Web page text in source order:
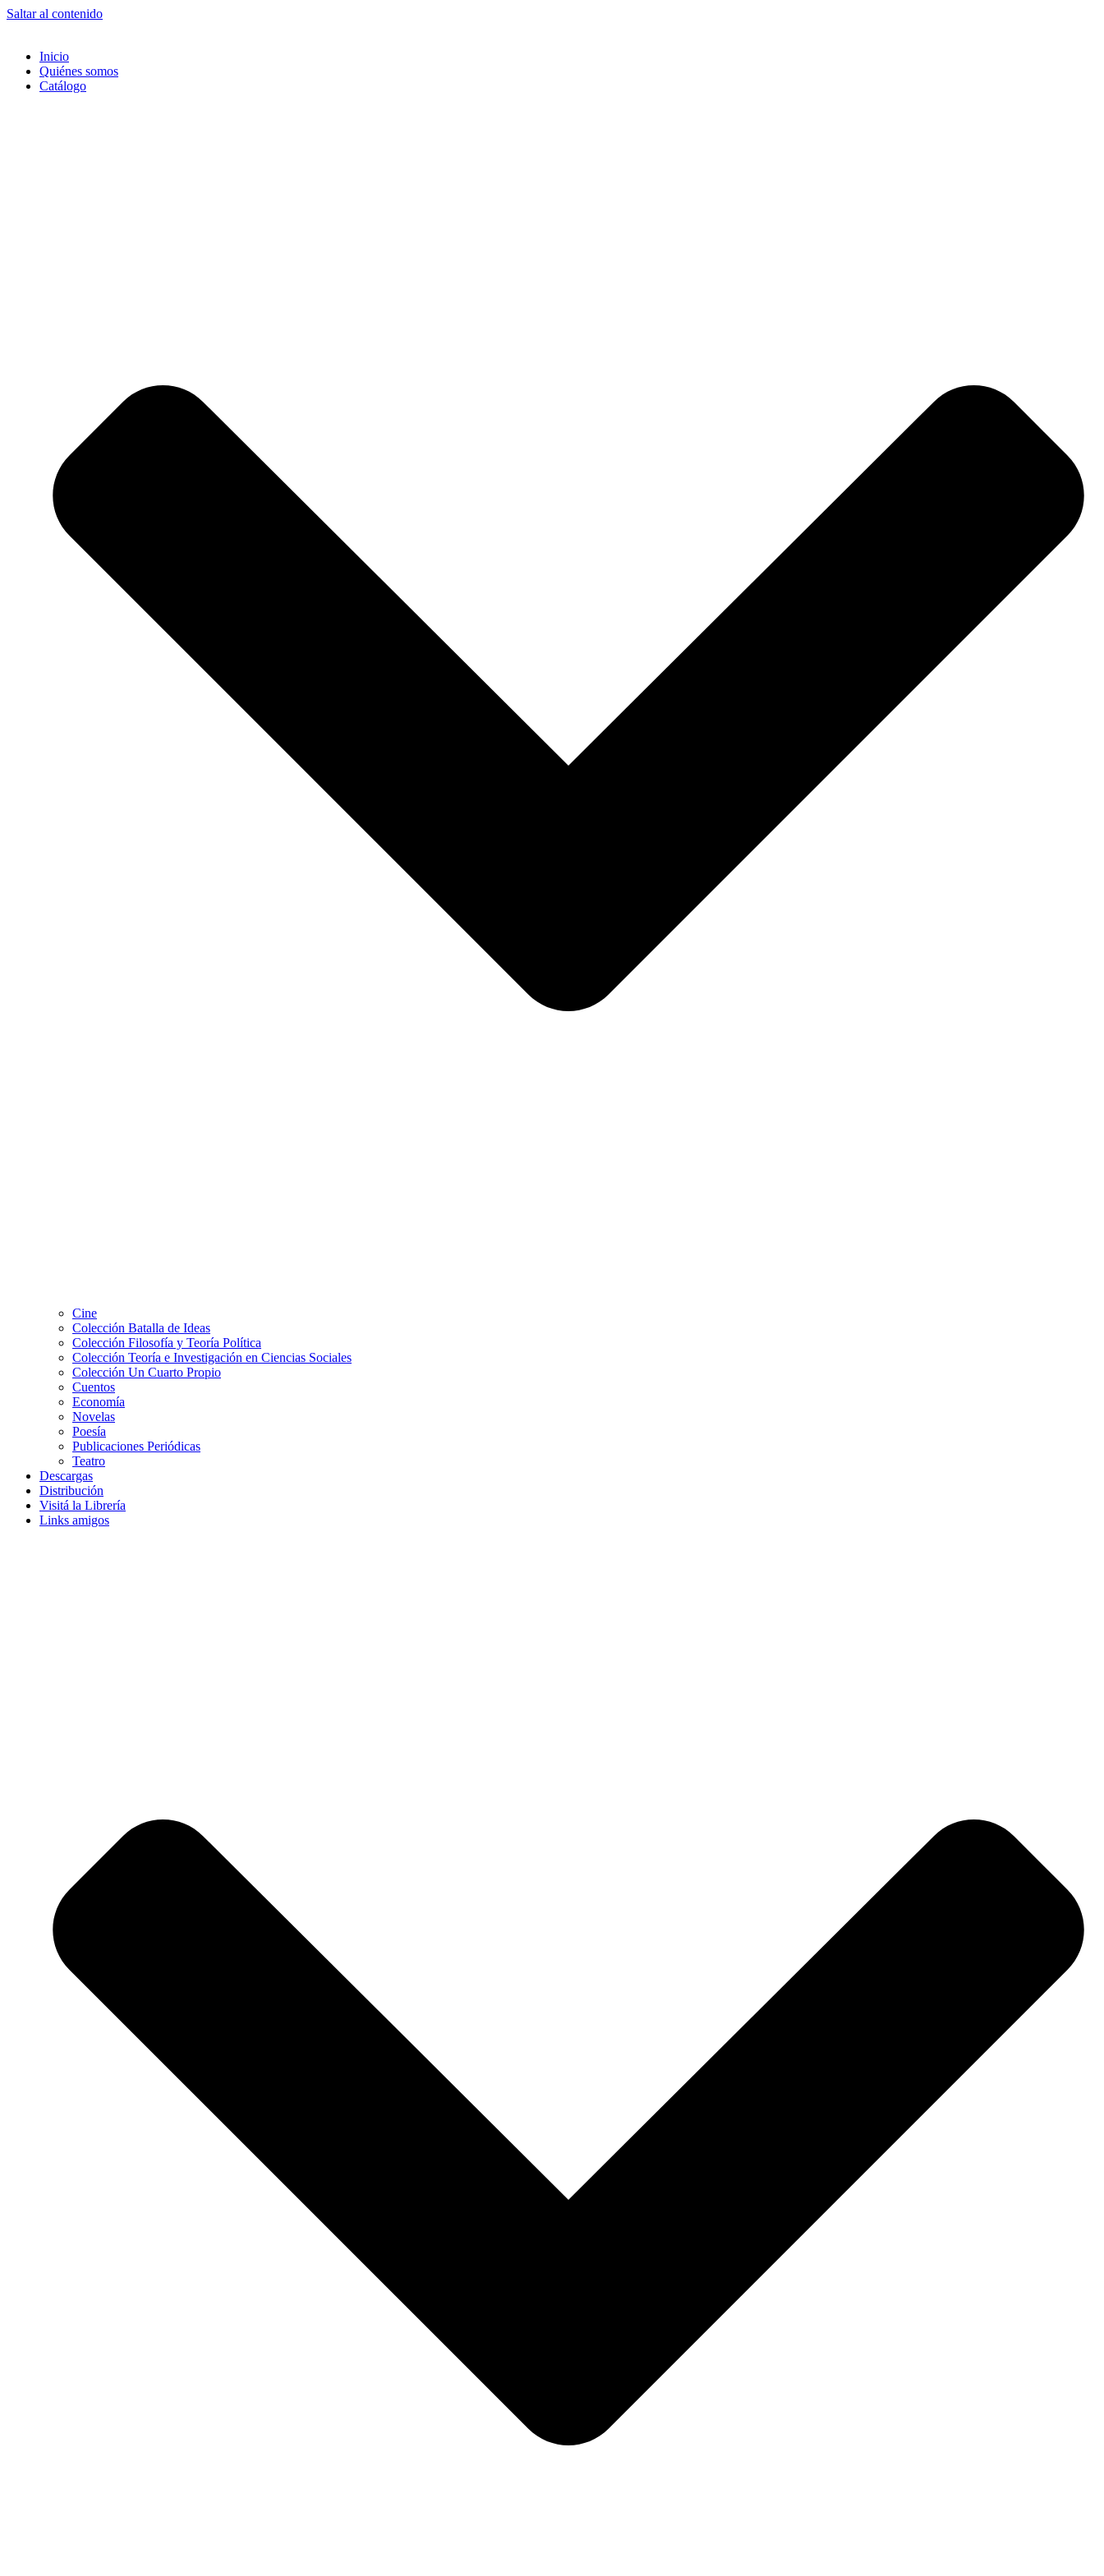
Saltar al contenido
Inicio
Quiénes somos
Catálogo
Cine
Colección Batalla de Ideas
Colección Filosofía y Teoría Política
Colección Teoría e Investigación en Ciencias Sociales
Colección Un Cuarto Propio
Cuentos
Economía
Novelas
Poesía
Publicaciones Periódicas
Teatro
Descargas
Distribución
Visitá la Librería
Links amigos